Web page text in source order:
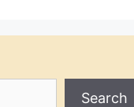
Search